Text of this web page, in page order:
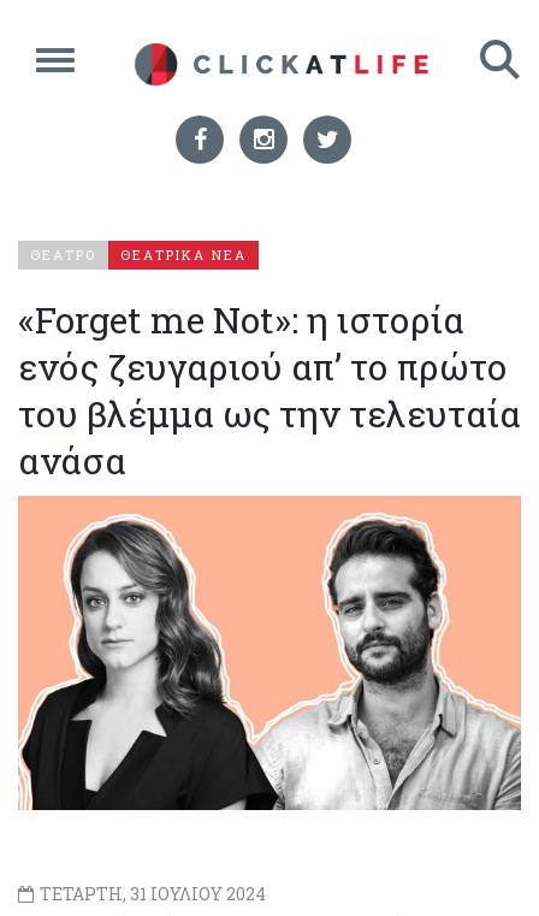
ΘΕΑΤΡΟ ΘΕΑΤΡΙΚΑ ΝΕΑ
«Forget me Not»: η ιστορία
ενός ζευγαριού απ’ το πρώτο
του βλέμμα ως την τελευταία
ανάσα
ΤΕΤΑΡΤΗ, 31 ΙΟΥΛΙΟΥ 2024